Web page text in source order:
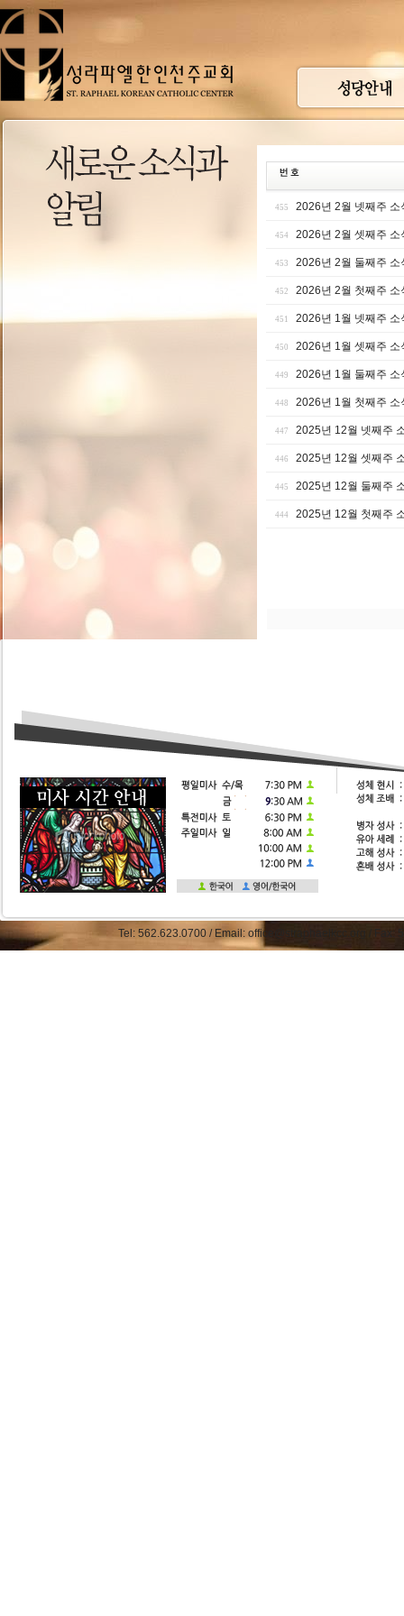
455 2026년 2월 넷째주 소
454 2026년 2월 셋째주 소
453 2026년 2월 둘째주 소
452 2026년 2월 첫째주 소
451 2026년 1월 넷째주 소
450 2026년 1월 셋째주 소
449 2026년 1월 둘째주 소
448 2026년 1월 첫째주 소
447 2025년 12월 넷째주
446 2025년 12월 셋째주
445 2025년 12월 둘째주
444 2025년 12월 첫째주
Tel: 562.623.0700 / Email: office@straphaelkcc.org /